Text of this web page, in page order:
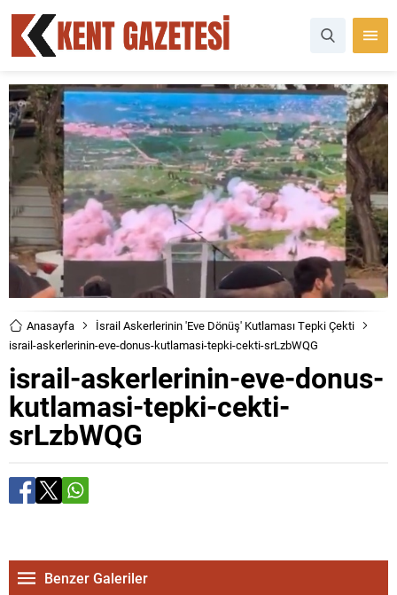
Anasayfa
İsrail Askerlerinin 'Eve Dönüş' Kutlaması Tepki Çekti
israil-askerlerinin-eve-donus-kutlamasi-tepki-cekti-srLzbWQG
israil-askerlerinin-eve-donus-
kutlamasi-tepki-cekti-
srLzbWQG
Benzer Galeriler